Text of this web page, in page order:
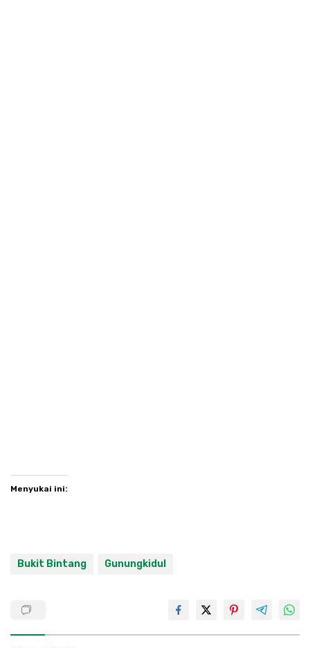
Menyukai ini:
Bukit Bintang Gunungkidul